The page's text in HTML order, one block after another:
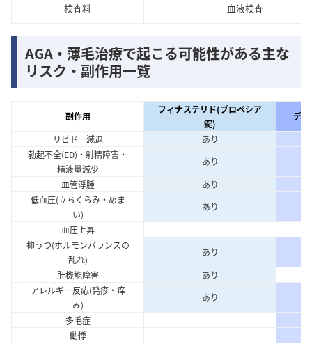
検査料 血液検査
AGA・薄毛治療で起こる可能性がある主な
リスク・副作用一覧
副作用
フィナステリド(プロペシア
錠)
デ
リビドー減退
あり
勃起不全(ED)・射精障害・
精液量減少
あり
血管浮腫
あり
低血圧(立ちくらみ・めま
い)
あり
血圧上昇
抑うつ(ホルモンバランスの
乱れ)
あり
肝機能障害
あり
アレルギー反応(発疹・痒
み)
あり
多毛症
動悸